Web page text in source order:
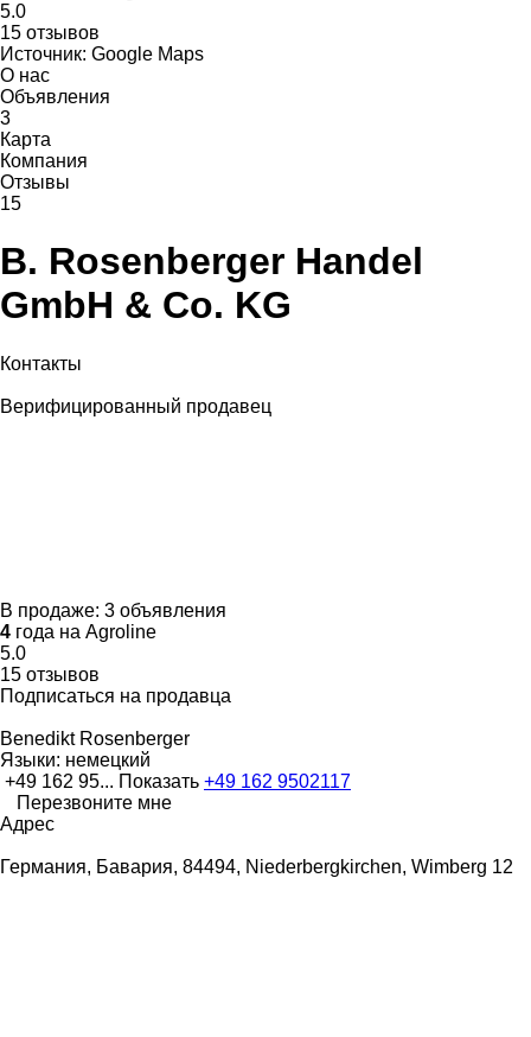
5.0
15 отзывов
Источник: Google Maps
О нас
Объявления
3
Карта
Компания
Отзывы
15
B. Rosenberger Handel
GmbH & Co. KG
Контакты
Верифицированный продавец
В продаже: 3 объявления
4 года на Agroline
5.0
15 отзывов
Подписаться на продавца
Benedikt Rosenberger
Языки: немецкий
+49 162 95... Показать +49 162 9502117
Перезвоните мне
Адрес
Германия, Бавария, 84494, Niederbergkirchen, Wimberg 12